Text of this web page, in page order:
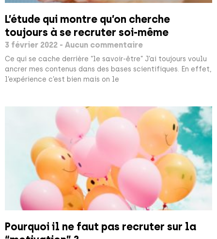
L’étude qui montre qu’on cherche
toujours à se recruter soi-même
3 février 2022 Aucun commentaire
Ce qui se cache derrière “le savoir-être” J’ai toujours voulu
ancrer mes contenus dans des bases scientifiques. En effet,
l’expérience c’est bien mais on le
Pourquoi il ne faut pas recruter sur la